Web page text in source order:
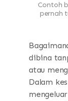
Contoh
pernah
dibina
atau
Dalam